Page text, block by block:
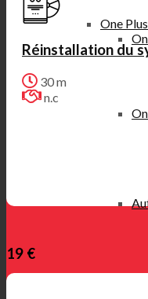
One Plus
Réinstallation du
30 m
n.c
19 €